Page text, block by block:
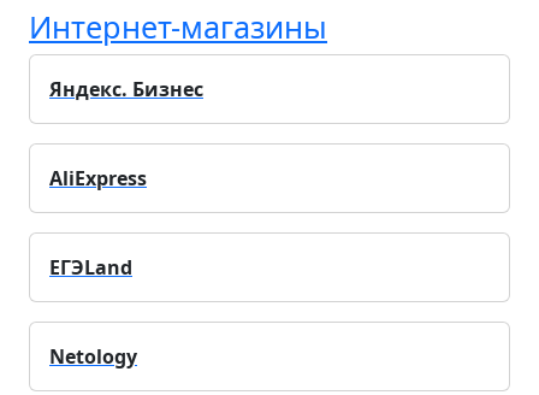
Интернет-магазины
Яндекс. Бизнес
AliExpress
ЕГЭLand
Netology